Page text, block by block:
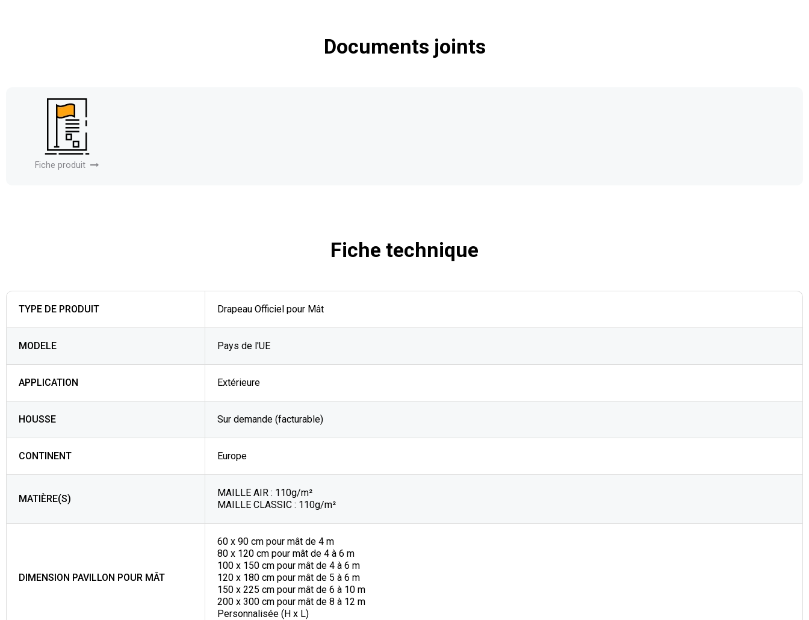
Documents joints
Fiche produit
Fiche technique
TYPE DE PRODUIT Drapeau Officiel pour Mât
MODELE Pays de l'UE
APPLICATION Extérieure
HOUSSE Sur demande (facturable)
CONTINENT Europe
MATIÈRE(S)
MAILLE AIR : 110g/m²
MAILLE CLASSIC : 110g/m²
DIMENSION PAVILLON POUR MÂT
60 x 90 cm pour mât de 4 m
80 x 120 cm pour mât de 4 à 6 m
100 x 150 cm pour mât de 4 à 6 m
120 x 180 cm pour mât de 5 à 6 m
150 x 225 cm pour mât de 6 à 10 m
200 x 300 cm pour mât de 8 à 12 m
Personnalisée (H x L)